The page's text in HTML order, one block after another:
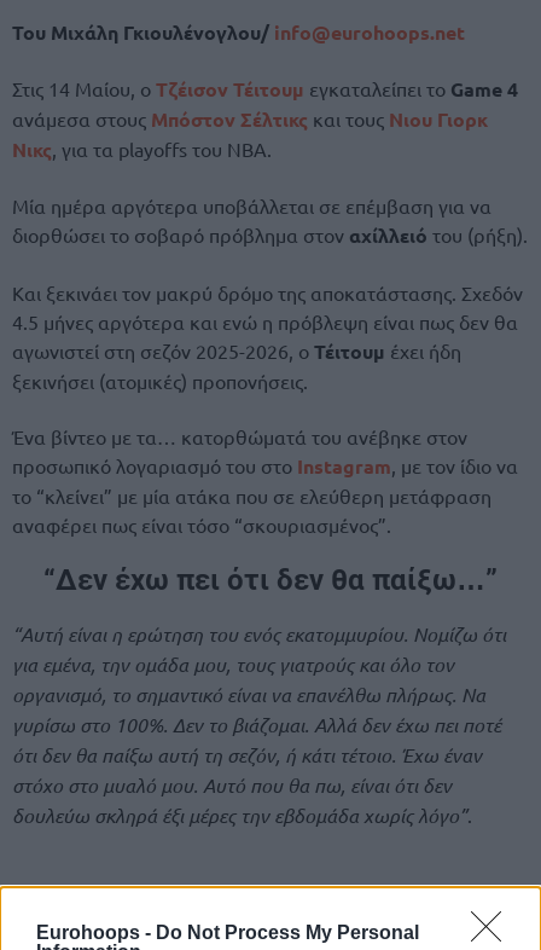
Eurohoops - Do Not Process My Personal
Του Μιχάλη Γκιουλένογλου/ info@eurohoops.net
Στις 14 Μαίου, ο Τζέισον Τέιτουμ εγκαταλείπει το Game 4
ανάμεσα στους Μπόστον Σέλτικς και τους Νιου Γιορκ
Νικς, για τα playoffs του ΝΒΑ.
Μία ημέρα αργότερα υποβάλλεται σε επέμβαση για να
διορθώσει το σοβαρό πρόβλημα στον αχίλλειό του (ρήξη).
Και ξεκινάει τον μακρύ δρόμο της αποκατάστασης. Σχεδόν
4.5 μήνες αργότερα και ενώ η πρόβλεψη είναι πως δεν θα
αγωνιστεί στη σεζόν 2025-2026, ο Τέιτουμ έχει ήδη
ξεκινήσει (ατομικές) προπονήσεις.
Ένα βίντεο με τα… κατορθώματά του ανέβηκε στον
προσωπικό λογαριασμό του στο Instagram , με τον ίδιο να
το “κλείνει” με μία ατάκα που σε ελεύθερη μετάφραση
αναφέρει πως είναι τόσο “σκουριασμένος”.
“Δεν έχω πει ότι δεν θα παίξω…”
“Αυτή είναι η ερώτηση του ενός εκατομμυρίου. Νομίζω ότι
για εμένα, την ομάδα μου, τους γιατρούς και όλο τον
οργανισμό, το σημαντικό είναι να επανέλθω πλήρως. Να
γυρίσω στο 100%. Δεν το βιάζομαι. Αλλά δεν έχω πει ποτέ
ότι δεν θα παίξω αυτή τη σεζόν, ή κάτι τέτοιο. Έχω έναν
στόχο στο μυαλό μου. Αυτό που θα πω, είναι ότι δεν
δουλεύω σκληρά έξι μέρες την εβδομάδα χωρίς λόγο”.